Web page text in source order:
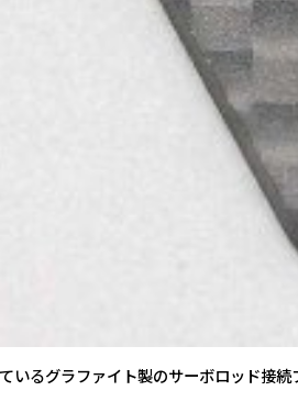
いるグラファイト製のサーボロッド接続